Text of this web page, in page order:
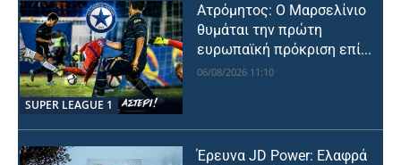
SUPER LEAGUE 1
Ατρόμητος: Ο Μαρσελίνιο
θυμάται την πρώτη
ευρωπαϊκή πρόκριση επί...
06/08/2026 11:10
Έρευνα JD Power: Ελαφρά